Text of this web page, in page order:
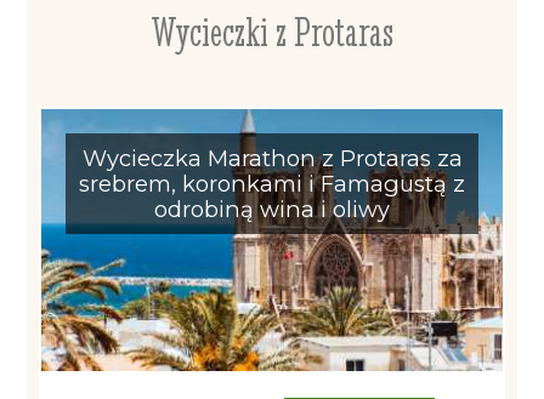
Wycieczki z Protaras
Wycieczka Marathon z Protaras za
srebrem, koronkami i Famagustą z
odrobiną wina i oliwy